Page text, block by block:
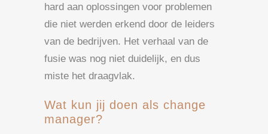
hard aan oplossingen voor problemen
die niet werden erkend door de leiders
van de bedrijven. Het verhaal van de
fusie was nog niet duidelijk, en dus
miste het draagvlak.
Wat kun jij doen als change
manager?